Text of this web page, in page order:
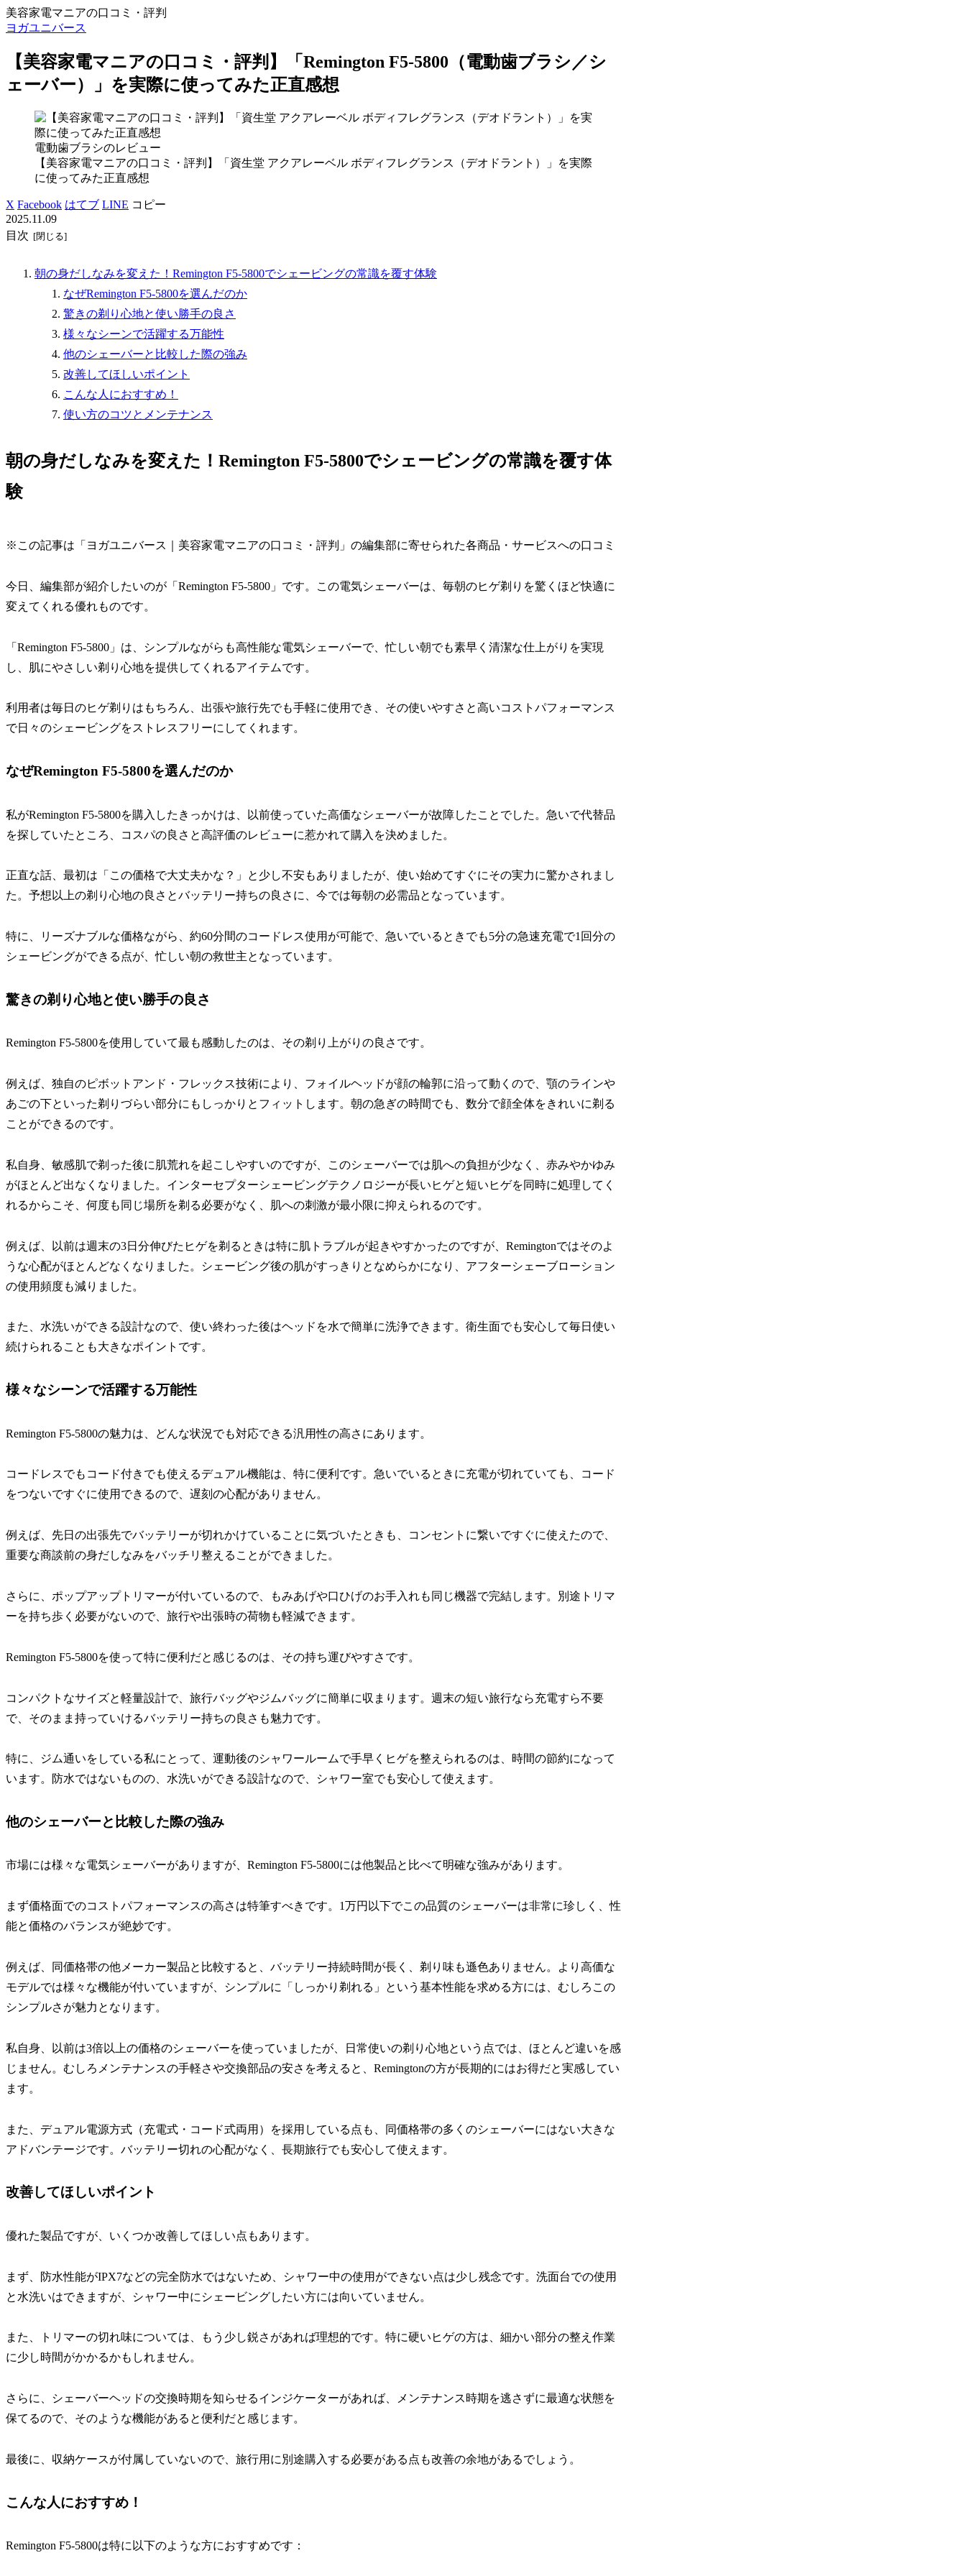
美容家電マニアの口コミ・評判
ヨガユニバース
【美容家電マニアの口コミ・評判】「Remington F5-5800（電動歯ブラシ／シ
ェーバー）」を実際に使ってみた正直感想
電動歯ブラシのレビュー
【美容家電マニアの口コミ・評判】「資生堂 アクアレーベル ボディフレグランス（デオドラント）」を実際
に使ってみた正直感想
X Facebook はてブ LINE コピー
2025.11.09
目次
朝の身だしなみを変えた！Remington F5-5800でシェービングの常識を覆す体験
なぜRemington F5-5800を選んだのか
驚きの剃り心地と使い勝手の良さ
様々なシーンで活躍する万能性
他のシェーバーと比較した際の強み
改善してほしいポイント
こんな人におすすめ！
使い方のコツとメンテナンス
朝の身だしなみを変えた！Remington F5-5800でシェービングの常識を覆す体
験
※この記事は「ヨガユニバース｜美容家電マニアの口コミ・評判」の編集部に寄せられた各商品・サービスへの口コミ
今日、編集部が紹介したいのが「Remington F5-5800」です。この電気シェーバーは、毎朝のヒゲ剃りを驚くほど快適に
変えてくれる優れものです。
「Remington F5-5800」は、シンプルながらも高性能な電気シェーバーで、忙しい朝でも素早く清潔な仕上がりを実現
し、肌にやさしい剃り心地を提供してくれるアイテムです。
利用者は毎日のヒゲ剃りはもちろん、出張や旅行先でも手軽に使用でき、その使いやすさと高いコストパフォーマンス
で日々のシェービングをストレスフリーにしてくれます。
なぜRemington F5-5800を選んだのか
私がRemington F5-5800を購入したきっかけは、以前使っていた高価なシェーバーが故障したことでした。急いで代替品
を探していたところ、コスパの良さと高評価のレビューに惹かれて購入を決めました。
正直な話、最初は「この価格で大丈夫かな？」と少し不安もありましたが、使い始めてすぐにその実力に驚かされまし
た。予想以上の剃り心地の良さとバッテリー持ちの良さに、今では毎朝の必需品となっています。
特に、リーズナブルな価格ながら、約60分間のコードレス使用が可能で、急いでいるときでも5分の急速充電で1回分の
シェービングができる点が、忙しい朝の救世主となっています。
驚きの剃り心地と使い勝手の良さ
Remington F5-5800を使用していて最も感動したのは、その剃り上がりの良さです。
例えば、独自のピボットアンド・フレックス技術により、フォイルヘッドが顔の輪郭に沿って動くので、顎のラインや
あごの下といった剃りづらい部分にもしっかりとフィットします。朝の急ぎの時間でも、数分で顔全体をきれいに剃る
ことができるのです。
私自身、敏感肌で剃った後に肌荒れを起こしやすいのですが、このシェーバーでは肌への負担が少なく、赤みやかゆみ
がほとんど出なくなりました。インターセプターシェービングテクノロジーが長いヒゲと短いヒゲを同時に処理してく
れるからこそ、何度も同じ場所を剃る必要がなく、肌への刺激が最小限に抑えられるのです。
例えば、以前は週末の3日分伸びたヒゲを剃るときは特に肌トラブルが起きやすかったのですが、Remingtonではそのよ
うな心配がほとんどなくなりました。シェービング後の肌がすっきりとなめらかになり、アフターシェーブローション
の使用頻度も減りました。
また、水洗いができる設計なので、使い終わった後はヘッドを水で簡単に洗浄できます。衛生面でも安心して毎日使い
続けられることも大きなポイントです。
様々なシーンで活躍する万能性
Remington F5-5800の魅力は、どんな状況でも対応できる汎用性の高さにあります。
コードレスでもコード付きでも使えるデュアル機能は、特に便利です。急いでいるときに充電が切れていても、コード
をつないですぐに使用できるので、遅刻の心配がありません。
例えば、先日の出張先でバッテリーが切れかけていることに気づいたときも、コンセントに繋いですぐに使えたので、
重要な商談前の身だしなみをバッチリ整えることができました。
さらに、ポップアップトリマーが付いているので、もみあげや口ひげのお手入れも同じ機器で完結します。別途トリマ
ーを持ち歩く必要がないので、旅行や出張時の荷物も軽減できます。
Remington F5-5800を使って特に便利だと感じるのは、その持ち運びやすさです。
コンパクトなサイズと軽量設計で、旅行バッグやジムバッグに簡単に収まります。週末の短い旅行なら充電すら不要
で、そのまま持っていけるバッテリー持ちの良さも魅力です。
特に、ジム通いをしている私にとって、運動後のシャワールームで手早くヒゲを整えられるのは、時間の節約になって
います。防水ではないものの、水洗いができる設計なので、シャワー室でも安心して使えます。
他のシェーバーと比較した際の強み
市場には様々な電気シェーバーがありますが、Remington F5-5800には他製品と比べて明確な強みがあります。
まず価格面でのコストパフォーマンスの高さは特筆すべきです。1万円以下でこの品質のシェーバーは非常に珍しく、性
能と価格のバランスが絶妙です。
例えば、同価格帯の他メーカー製品と比較すると、バッテリー持続時間が長く、剃り味も遜色ありません。より高価な
モデルでは様々な機能が付いていますが、シンプルに「しっかり剃れる」という基本性能を求める方には、むしろこの
シンプルさが魅力となります。
私自身、以前は3倍以上の価格のシェーバーを使っていましたが、日常使いの剃り心地という点では、ほとんど違いを感
じません。むしろメンテナンスの手軽さや交換部品の安さを考えると、Remingtonの方が長期的にはお得だと実感してい
ます。
また、デュアル電源方式（充電式・コード式両用）を採用している点も、同価格帯の多くのシェーバーにはない大きな
アドバンテージです。バッテリー切れの心配がなく、長期旅行でも安心して使えます。
改善してほしいポイント
優れた製品ですが、いくつか改善してほしい点もあります。
まず、防水性能がIPX7などの完全防水ではないため、シャワー中の使用ができない点は少し残念です。洗面台での使用
と水洗いはできますが、シャワー中にシェービングしたい方には向いていません。
また、トリマーの切れ味については、もう少し鋭さがあれば理想的です。特に硬いヒゲの方は、細かい部分の整え作業
に少し時間がかかるかもしれません。
さらに、シェーバーヘッドの交換時期を知らせるインジケーターがあれば、メンテナンス時期を逃さずに最適な状態を
保てるので、そのような機能があると便利だと感じます。
最後に、収納ケースが付属していないので、旅行用に別途購入する必要がある点も改善の余地があるでしょう。
こんな人におすすめ！
Remington F5-5800は特に以下のような方におすすめです：